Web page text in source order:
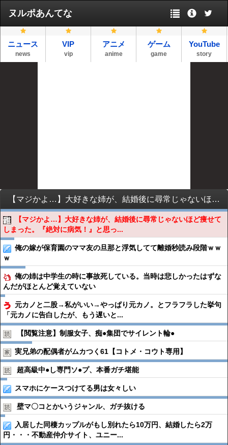
ヌルポあんてな
ニュース
news
VIP
vip
アニメ
anime
ゲーム
game
YouTube
story
【マジかよ…】大好きな姉が、結婚後に尋常じゃないほど痩せてしまった。『絶対に病気！』と思ったのだが、その驚愕の生活を聞いて納得した…
【マジかよ…】大好きな姉が、結婚後に尋常じゃないほど痩せて
しまった。『絶対に病気！』と思っ...
俺の嫁が保育園のママ友の旦那と浮気してて離婚秒読み段階ｗｗ
ｗ
俺の姉は中学生の時に事故死している。当時は悲しかったはずな
んだがほとんど覚えていない
元カノと二股→私がいい→やっぱり元カノ。とフラフラした挙句
「元カノに告白したが、もう遅いと...
【閲覧注意】制服女子、痴●︎集団でサイレント輪●︎
実兄弟の配偶者がムカつく61【コトメ・コウト専用】
超高級中●︎し専門ソ●︎プ、本番ガチ堪能
スマホにケースつけてる男は女々しい
壁マ〇コとかいうジャンル、ガチ抜ける
入居した同棲カップルがもし別れたら10万円、結婚したら2万
円・・・不動産仲介サイト、ユニー...